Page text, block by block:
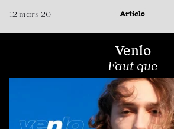
12 mars 20 Article
Venlo
Faut que